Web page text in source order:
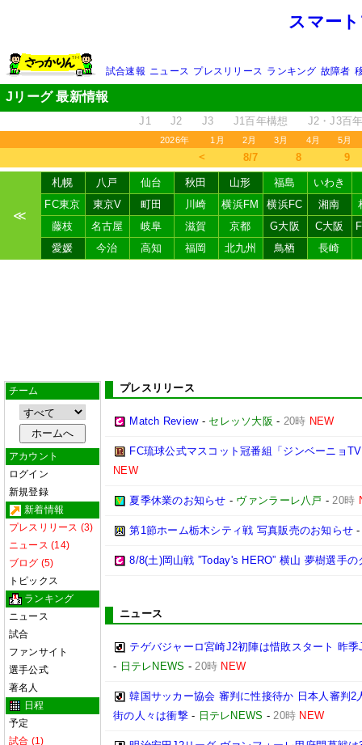
スマー
試合速報 ニュース プレスリリース ランキング 故障者
Jリーグ 最新情報
J1 J2 J3 J1百年構想 J2・J3百
2026年 1月 2月 3月 4月 5月
＜ 8/7 8 9
≪
札幌 八戸 仙台 秋田 山形 福島
いわき
FC東京
東京V 町田 川崎 横浜FM 横浜FC 湘南
藤枝
名古屋 岐阜 滋賀 京都 G大阪 C大阪
愛媛
今治 高知 福岡 北九州 鳥栖 長崎
チーム
アカウント
ログイン
新規登録
新着情報
プレスリリース (3)
ニュース (14)
ブログ (5)
トピックス
ランキング
ニュース
試合
ファンサイト
選手公式
著名人
日程
予定
試合 (1)
プレスリリース
Match Review- セレッソ大阪 - 20時 NEW
FC琉球公式マスコット冠番組「ジンベーニョ
NEW
夏季休業のお知らせ - ヴァンラーレ八戸 -20時
第1節ホーム栃木シティ戦 写真販売のお知らせ
8/8(土)岡山戦 ”Today's HERO” 横山 夢樹選手
ニュース
テゲバジャーロ宮崎J2初陣は惜敗スタート 昨
- 日テレNEWS -20時 NEW
韓国サッカー協会 審判に性接待か 日本人審判
街の人々は衝撃- 日テレNEWS -20時 NEW